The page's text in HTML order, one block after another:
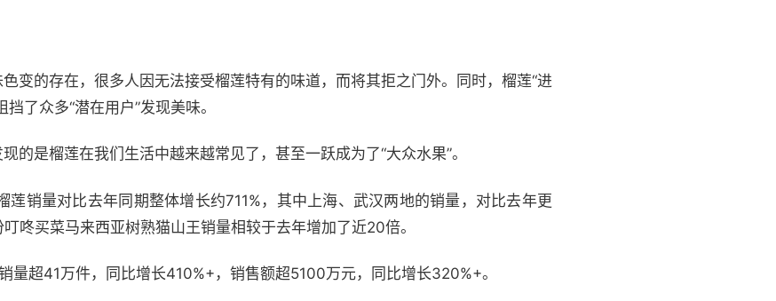
变的存在，很多人因无法接受榴莲特有的味道，而将其拒之门外。同时，榴莲“进
了众多“潜在用户”发现美味。
的是榴莲在我们生活中越来越常见了，甚至一跃成为了“大众水果”。
销量对比去年同期整体增长约711%，其中上海、武汉两地的销量，对比去年更
咚买菜马来西亚树熟猫山王销量相较于去年增加了近20倍。
量超41万件，同比增长410%+，销售额超5100万元，同比增长320%+。